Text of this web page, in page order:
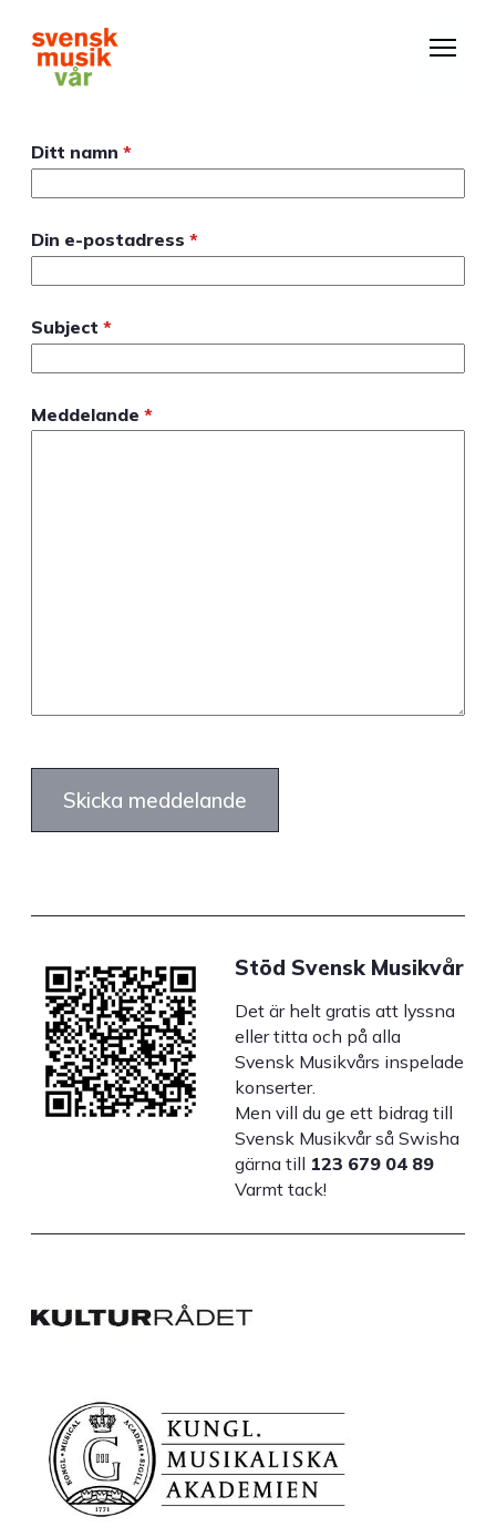
huvudinnehåll
Ditt namn
Din e-postadress
Subject
Meddelande
Stöd Svensk Musikvår
Det är helt gratis att lyssna
eller titta och på alla
Svensk Musikvårs inspelade
konserter.
Men vill du ge ett bidrag till
Svensk Musikvår så Swisha
gärna till 123 679 04 89
Varmt tack!